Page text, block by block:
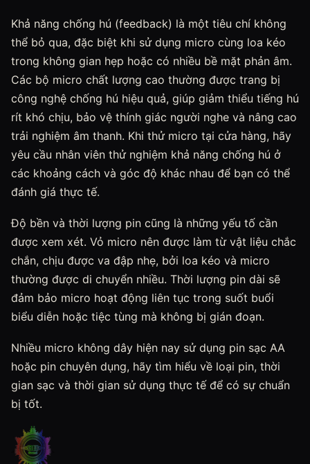
Khả năng chống hú (feedback) là một tiêu chí không
thể bỏ qua, đặc biệt khi sử dụng micro cùng loa kéo
trong không gian hẹp hoặc có nhiều bề mặt phản âm.
Các bộ micro chất lượng cao thường được trang bị
công nghệ chống hú hiệu quả, giúp giảm thiểu tiếng hú
rít khó chịu, bảo vệ thính giác người nghe và nâng cao
trải nghiệm âm thanh. Khi thử micro tại cửa hàng, hãy
yêu cầu nhân viên thử nghiệm khả năng chống hú ở
các khoảng cách và góc độ khác nhau để bạn có thể
đánh giá thực tế.
Độ bền và thời lượng pin cũng là những yếu tố cần
được xem xét. Vỏ micro nên được làm từ vật liệu chắc
chắn, chịu được va đập nhẹ, bởi loa kéo và micro
thường được di chuyển nhiều. Thời lượng pin dài sẽ
đảm bảo micro hoạt động liên tục trong suốt buổi
biểu diễn hoặc tiệc tùng mà không bị gián đoạn.
Nhiều micro không dây hiện nay sử dụng pin sạc AA
hoặc pin chuyên dụng, hãy tìm hiểu về loại pin, thời
gian sạc và thời gian sử dụng thực tế để có sự chuẩn
bị tốt.